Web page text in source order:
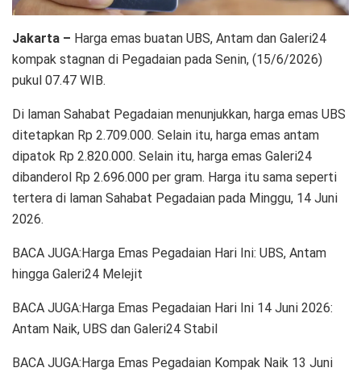
Jakarta – Harga emas buatan UBS, Antam dan Galeri24
kompak stagnan di Pegadaian pada Senin, (15/6/2026)
pukul 07.47 WIB.
Di laman Sahabat Pegadaian menunjukkan, harga emas UBS
ditetapkan Rp 2.709.000. Selain itu, harga emas antam
dipatok Rp 2.820.000. Selain itu, harga emas Galeri24
dibanderol Rp 2.696.000 per gram. Harga itu sama seperti
tertera di laman Sahabat Pegadaian pada Minggu, 14 Juni
2026.
BACA JUGA:Harga Emas Pegadaian Hari Ini: UBS, Antam
hingga Galeri24 Melejit
BACA JUGA:Harga Emas Pegadaian Hari Ini 14 Juni 2026:
Antam Naik, UBS dan Galeri24 Stabil
BACA JUGA:Harga Emas Pegadaian Kompak Naik 13 Juni